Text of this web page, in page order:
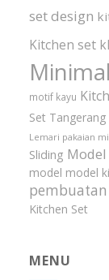
set design
Kitchen set
motif kayu
Set Tangerang
Lemari pakaian
Sliding
model model
Kitchen Set
MENU